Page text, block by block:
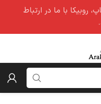
روبیکا با ما در ارتباط